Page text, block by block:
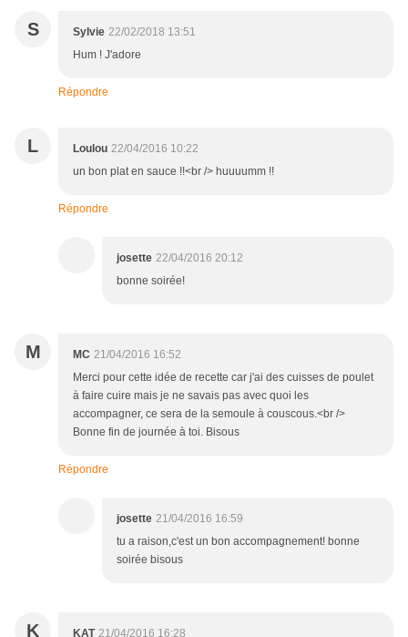
S Sylvie 22/02/2018 13:51
Hum ! J'adore
Répondre
L Loulou 22/04/2016 10:22
un bon plat en sauce !!<br /> huuuumm !!
Répondre
josette 22/04/2016 20:12
bonne soirée!
M MC 21/04/2016 16:52
Merci pour cette idée de recette car j'ai des cuisses de poulet
à faire cuire mais je ne savais pas avec quoi les
accompagner, ce sera de la semoule à couscous.<br />
Bonne fin de journée à toi. Bisous
Répondre
josette 21/04/2016 16:59
tu a raison,c'est un bon accompagnement! bonne
soirée bisous
K KAT 21/04/2016 16:28